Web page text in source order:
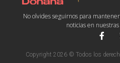
No olvides seguirnos para
noticias en
Copyright 2026 © Todos los